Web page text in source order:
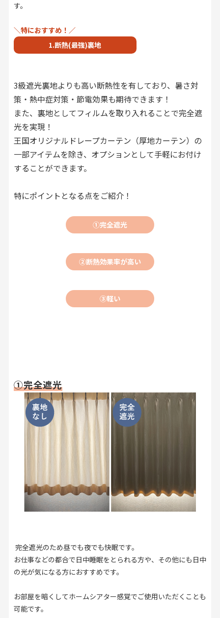
す。
＼特におすすめ！／
1.断熱(最強)裏地
3級遮光裏地よりも高い断熱性を有しており、暑さ対
策・熱中症対策・節電効果も期待できます！
また、裏地としてフィルムを取り入れることで完全遮
光を実現！
王国オリジナルドレープカーテン（厚地カーテン）の
一部アイテムを除き、オプションとして手軽にお付け
することができます。
特にポイントとなる点をご紹介！
①完全遮光
②断熱効果率が高い
③軽い
①完全遮光
完全遮光のため昼でも夜でも快眠です。
お仕事などの都合で日中睡眠をとられる方や、その他にも日中
の光が気になる方におすすめです。
お部屋を暗くしてホームシアター感覚でご使用いただくことも
可能です。